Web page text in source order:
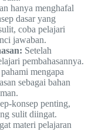
hanya menghafal
dasar yang
coba pelajari
jawaban.
Setelah
pembahasannya.
mengapa
sebagai bahan
konsep penting,
sulit diingat.
materi pelajaran